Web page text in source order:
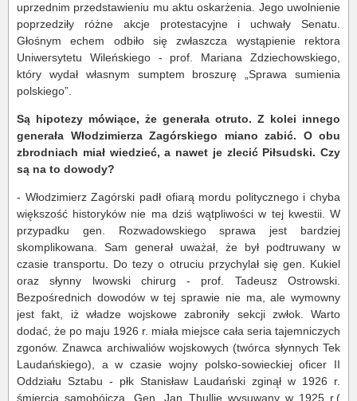
uprzednim przedstawieniu mu aktu oskarżenia. Jego uwolnienie
poprzedziły różne akcje protestacyjne i uchwały Senatu.
Głośnym echem odbiło się zwłaszcza wystąpienie rektora
Uniwersytetu Wileńskiego - prof. Mariana Zdziechowskiego,
który wydał własnym sumptem broszurę „Sprawa sumienia
polskiego”.
Są hipotezy mówiące, że generała otruto. Z kolei innego
generała Włodzimierza Zagórskiego miano zabić. O obu
zbrodniach miał wiedzieć, a nawet je zlecić Piłsudski. Czy
są na to dowody?
- Włodzimierz Zagórski padł ofiarą mordu politycznego i chyba
większość historyków nie ma dziś wątpliwości w tej kwestii. W
przypadku gen. Rozwadowskiego sprawa jest bardziej
skomplikowana. Sam generał uważał, że był podtruwany w
czasie transportu. Do tezy o otruciu przychylał się gen. Kukiel
oraz słynny lwowski chirurg - prof. Tadeusz Ostrowski.
Bezpośrednich dowodów w tej sprawie nie ma, ale wymowny
jest fakt, iż władze wojskowe zabroniły sekcji zwłok. Warto
dodać, że po maju 1926 r. miała miejsce cała seria tajemniczych
zgonów. Znawca archiwaliów wojskowych (twórca słynnych Tek
Laudańskiego), a w czasie wojny polsko-sowieckiej oficer II
Oddziału Sztabu - płk Stanisław Laudański zginął w 1926 r.
śmiercią samobójczą. Gen. Jan Thullie wysuwany w 1925 r.(